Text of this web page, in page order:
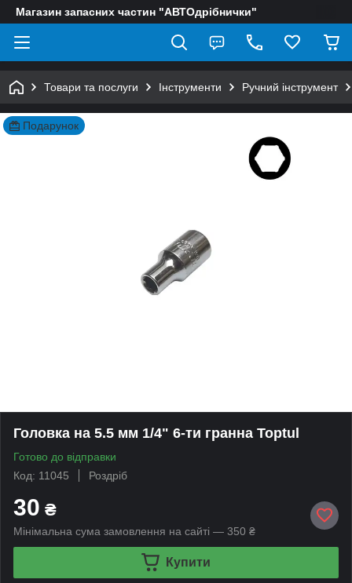
Магазин запасних частин "АВТОдрібнички"
Товари та послуги Інструменти Ручний інструмент
Подарунок
Головка на 5.5 мм 1/4" 6-ти гранна Toptul
Готово до відправки
Код: 11045
Роздріб
30 ₴
Мінімальна сума замовлення на сайті — 350 ₴
Купити